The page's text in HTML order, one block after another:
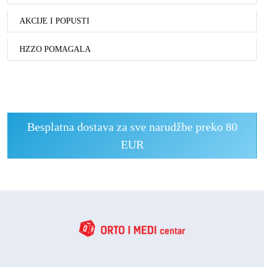
AKCIJE I POPUSTI
HZZO POMAGALA
Besplatna dostava za sve narudžbe preko 80
EUR